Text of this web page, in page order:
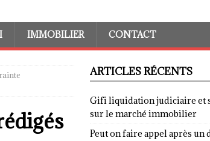
IMMOBILIER CONTACT
ARTICLES RÉCENTS
Gifi liquidation judiciaire et
sur le marché immobilier
Peut on faire appel après un